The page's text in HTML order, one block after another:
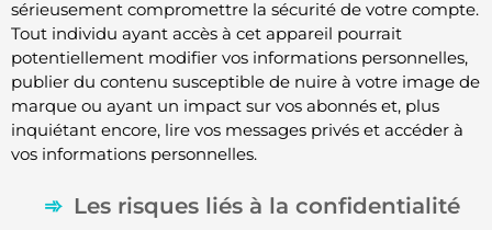
sérieusement compromettre la sécurité de votre compte.
Tout individu ayant accès à cet appareil pourrait
potentiellement modifier vos informations personnelles,
publier du contenu susceptible de nuire à votre image de
marque ou ayant un impact sur vos abonnés et, plus
inquiétant encore, lire vos messages privés et accéder à
vos informations personnelles.
Les risques liés à la confidentialité